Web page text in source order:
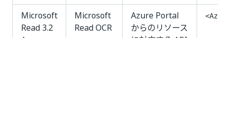
Microsoft
Read 3.2
Azure
Microsoft
Read OCR
Azure Portal
からのリソース
に対応する API